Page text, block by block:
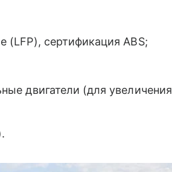
сертификация ABS;
двигатели (для увеличения